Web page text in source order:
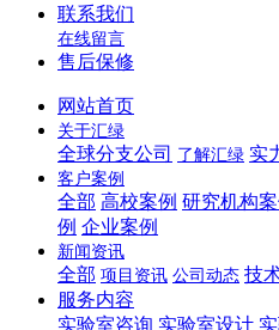
联系我们
在线留言
售后保修
网站首页
关于汇绿
全球分支公司 了解汇绿 实
客户案例
全部 高校案例 研究机构案
例 企业案例
新闻资讯
全部 项目资讯 公司动态 技
服务内容
实验室咨询 实验室设计